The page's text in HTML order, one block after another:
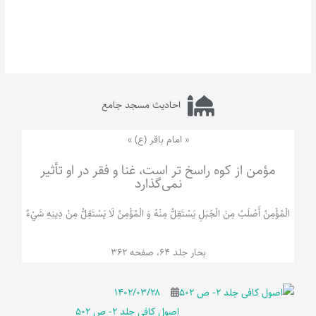
احادیث مسجد جامع
« امام باقر (ع) »
مؤمن از کوه راسخ تر است، غنا و فقر در او تأثیر
نمی‌گذارد
الْمُؤْمِنُ‌ أَصْلَبُ‌ مِنَ‌ الْجَبَلِ‌ یَسْتَقِلُّ مِنْهُ وَ الْمُؤْمِنُ لَا يَسْتَقِلُّ مِنْ دِينِهِ شَيْ‌ءٌ
بحار جلد 64، صفحه 362
۱۴۰۲/۰۳/۲۸
اصول کافی جلد 2- ص 502